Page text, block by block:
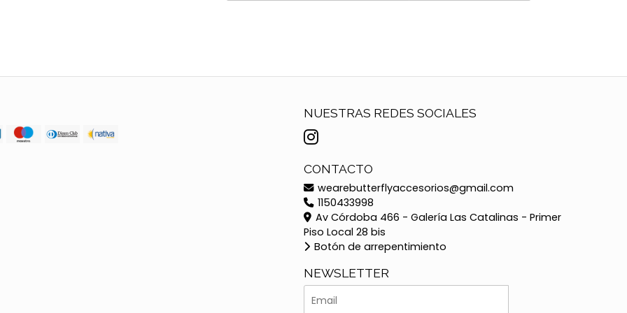
NUESTRAS REDES SOCIALES
CONTACTO
wearebutterflyaccesorios@gmail.com
1150433998
Av Córdoba 466 - Galería Las Catalinas - Primer
Piso Local 28 bis
Botón de arrepentimiento
NEWSLETTER